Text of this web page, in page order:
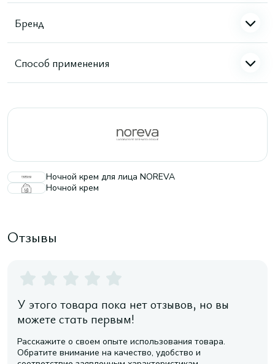
Бренд
Способ применения
Ночной крем для лица NOREVA
Ночной крем
Отзывы
У этого товара пока нет отзывов, но вы
можете стать первым!
Расскажите о своем опыте использования товара.
Обратите внимание на качество, удобство и